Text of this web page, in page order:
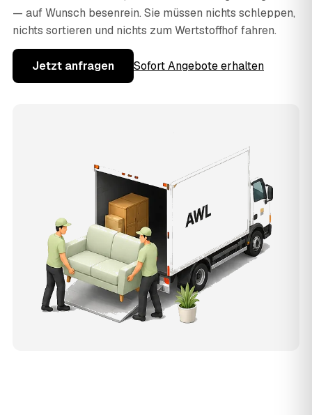
— auf Wunsch besenrein. Sie müssen nichts schleppen,
nichts sortieren und nichts zum Wertstoffhof fahren.
Jetzt anfragen Sofort Angebote erhalten